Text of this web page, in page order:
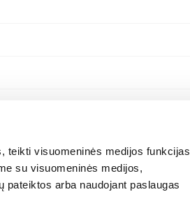
teikti visuomeninės medijos funkcijas
su visuomeninės medijos,
arba naudojant paslaugas